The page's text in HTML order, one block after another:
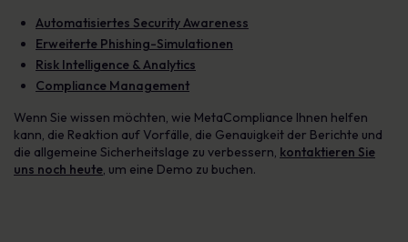
Automatisiertes Security Awareness
Erweiterte Phishing-Simulationen
Risk Intelligence & Analytics
Compliance Management
Wenn Sie wissen möchten, wie MetaCompliance Ihnen helfen
kann, die Reaktion auf Vorfälle, die Genauigkeit der Berichte und
die allgemeine Sicherheitslage zu verbessern, kontaktieren Sie
uns noch heute, um eine Demo zu buchen.